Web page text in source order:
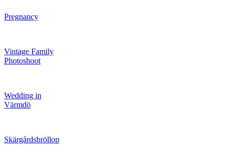
Pregnancy
Vintage Family
Photoshoot
Wedding in
Värmdö
Skärgårdsbröllop